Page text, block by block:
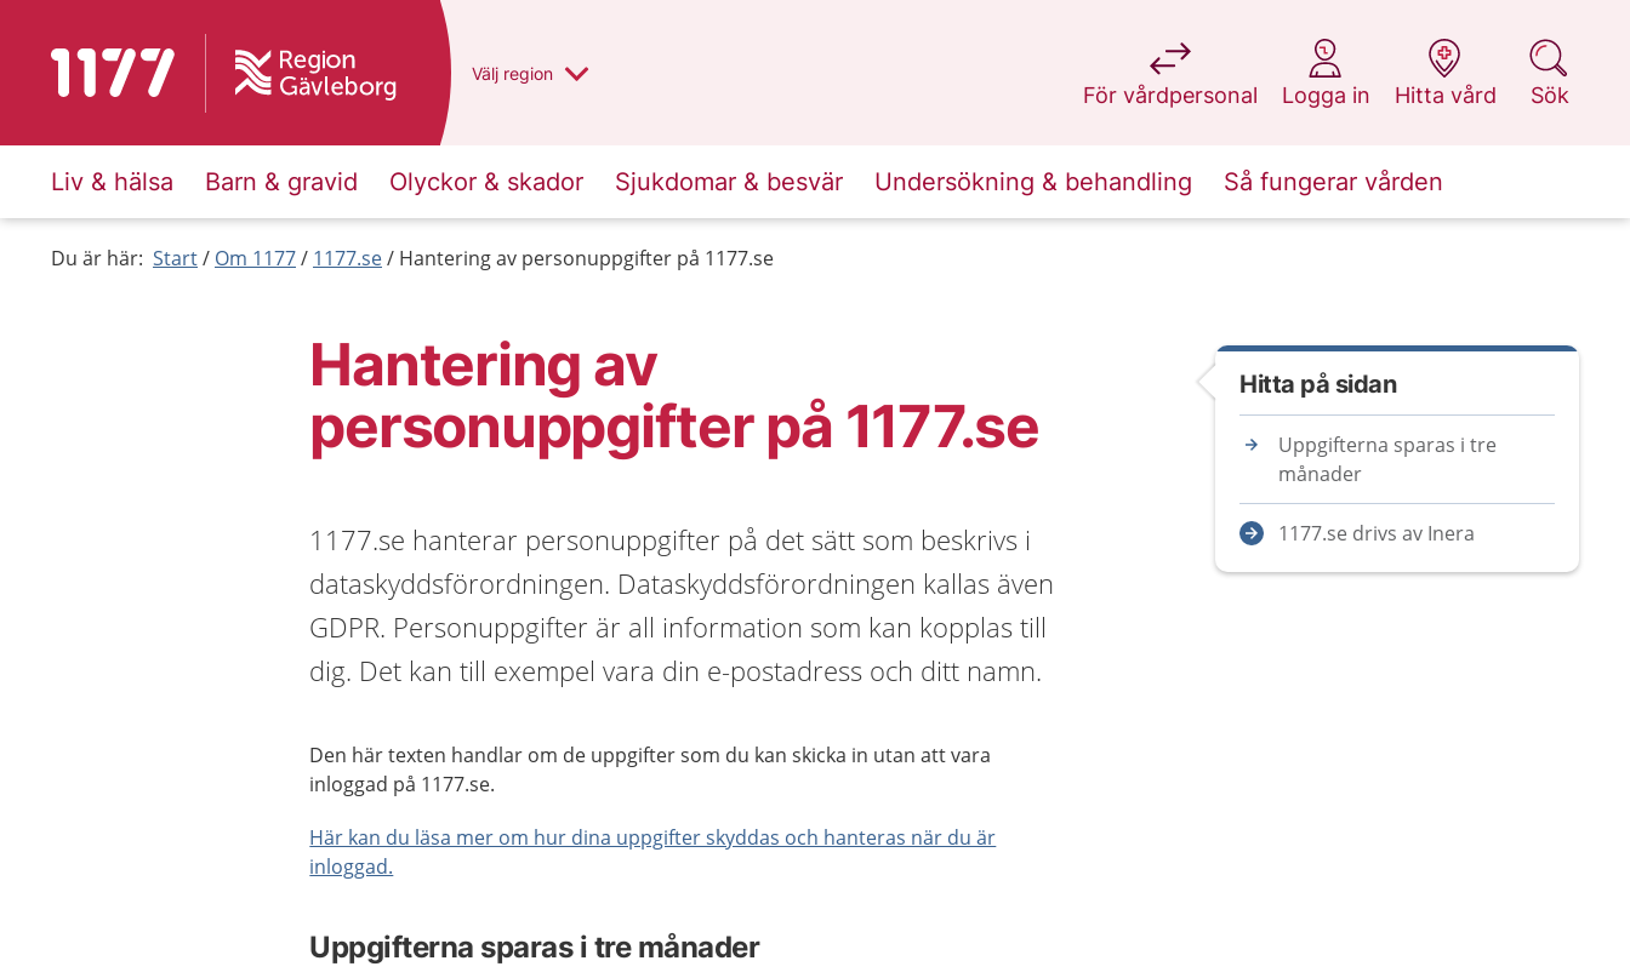
Till startsidan för 1177 Du har valt region
Välj en annan
region
För vårdpersonal
på 1177.se
Logga in
på 1177.se
Hitta vård
på 1177.se
Sök
på 1177.se
Liv & hälsa Barn & gravid Olyckor & skador Sjukdomar & besvär Undersökning & behandling Så fungerar vården
Du är här: Start Om 1177 1177.se Hantering av personuppgifter på 1177.se
Hantering av
personuppgifter på 1177.se
1177.se hanterar personuppgifter på det sätt som beskrivs i
dataskyddsförordningen. Dataskyddsförordningen kallas även
GDPR. Personuppgifter är all information som kan kopplas till
dig. Det kan till exempel vara din e-postadress och ditt namn.
Den här texten handlar om de uppgifter som du kan skicka in utan att vara
inloggad på 1177.se.
Här kan du läsa mer om hur dina uppgifter skyddas och hanteras när du är
inloggad.
Uppgifterna sparas i tre månader
Hitta på sidan
Uppgifterna sparas i tre
månader
1177.se drivs av Inera